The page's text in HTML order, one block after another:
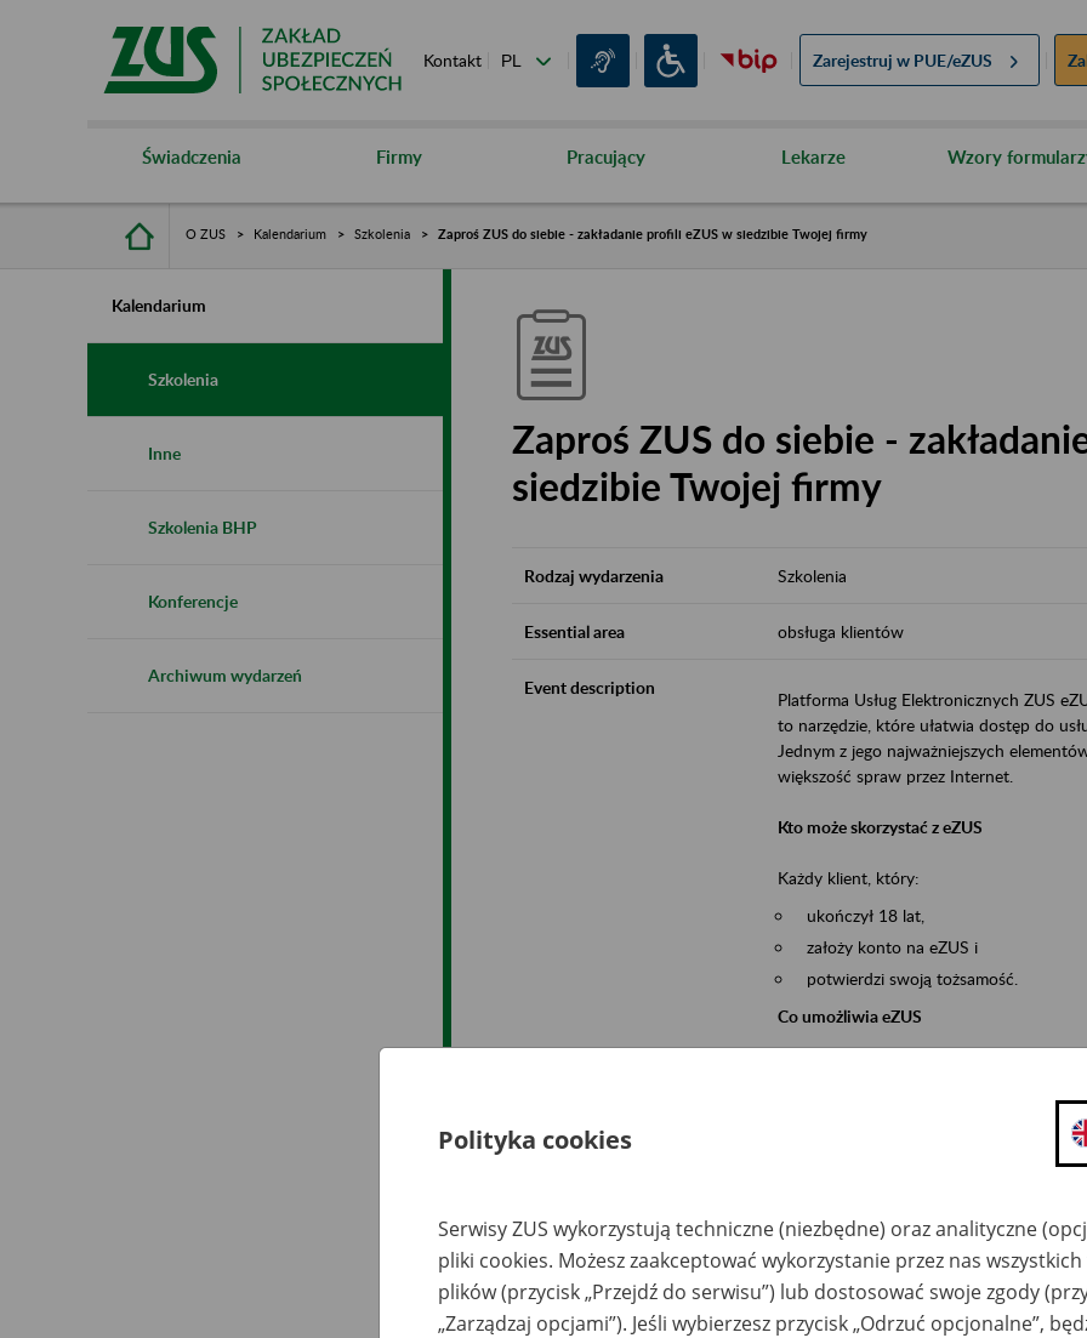
Kontakt Zarejestruj w PUE/eZUS
Świadczenia Firmy Pracujący Lekarze Wzory
O ZUS Kalendarium Szkolenia Zaproś ZUS do siebie - zakładanie profili eZUS w siedzibie Twojej firmy
Kalendarium
Szkolenia
Inne
Szkolenia BHP
Konferencje
Archiwum wydarzeń
Zaproś ZUS do siebie -
siedzibie Twojej firmy
Rodzaj wydarzenia Szkolenia
Essential area obsługa klientów
Event description
Platforma Usług Elektronicznych ZUS
to narzędzie, które ułatwia dostęp do
Jednym z jego najważniejszych
większość spraw przez Internet.
Kto może skorzystać z eZUS
Każdy klient, który:
ukończył 18 lat,
założy konto na eZUS i
potwierdzi swoją tożsamość.
Co umożliwia eZUS
wgląd do danych zgromadzonych w
składanie wniosków i otrzymywanie
zadawanie pytań i otrzymywanie
Jeśli jesteś osobą ubezpieczoną (np.
możesz sprawdzić swoje dane
masz dostęp do informacji o stanie
masz dostęp do informacji o
Polityka cookies
Serwisy ZUS wykorzystują techniczne (niezbędne) oraz analityczne
pliki cookies. Możesz zaakceptować wykorzystanie przez nas
plików (przycisk „Przejdź do serwisu”) lub dostosować swoje zgody
„Zarządzaj opcjami”). Jeśli wybierzesz przycisk „Odrzuć opcjonalne”,